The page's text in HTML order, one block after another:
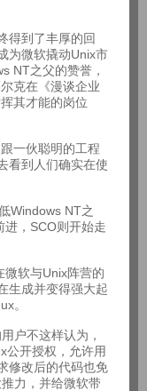
得到了丰厚的回
为微软撬动Unix市
NT之父的赞誉，
克在《漫谈企业
其才能的岗位
一伙聪明的工程
看到人们确实在使
Windows NT之
进，SCO则开始走
微软与Unix阵营的
生成并变得强大起
。
户不这样认为，
公开授权，允许用
修改后的代码也免
力，并给微软带